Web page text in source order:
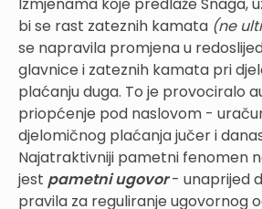
bi se rast zateznih kamata (ne
se napravila promjena u
glavnice i zateznih kamata pri
plaćanju duga. To je provociralo
priopćenje pod naslovom -
djelomičnog plaćanja jučer i
Najatraktivniji pametni fenomen
jest pametni ugovor- unaprijed
pravila za reguliranje ugovornog